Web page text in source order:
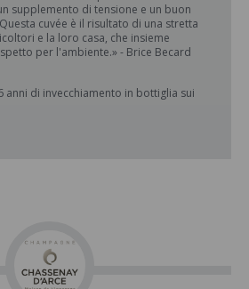
supplemento di tensione e un buon
cuvée è il risultato di una stretta
e la loro casa, che insieme
per l'ambiente.» - Brice Becard
anni di invecchiamento in bottiglia sui